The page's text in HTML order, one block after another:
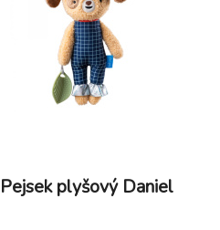
Pejsek plyšový Daniel